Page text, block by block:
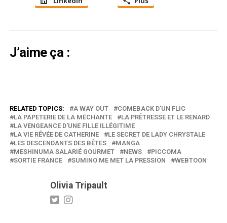
J’aime ça :
RELATED TOPICS: A WAY OUT
COMEBACK D'UN FLIC
LA PAPETERIE DE LA MÉCHANTE
LA PRÊTRESSE ET LE RENARD
LA VENGEANCE D'UNE FILLE ILLÉGITIME
LA VIE RÊVÉE DE CATHERINE
LE SECRET DE LADY CHRYSTALE
LES DESCENDANTS DES BÊTES
MANGA
MESHINUMA SALARIÉ GOURMET
NEWS
PICCOMA
SORTIE FRANCE
SUMINO ME MET LA PRESSION WEBTOON
Olivia Tripault